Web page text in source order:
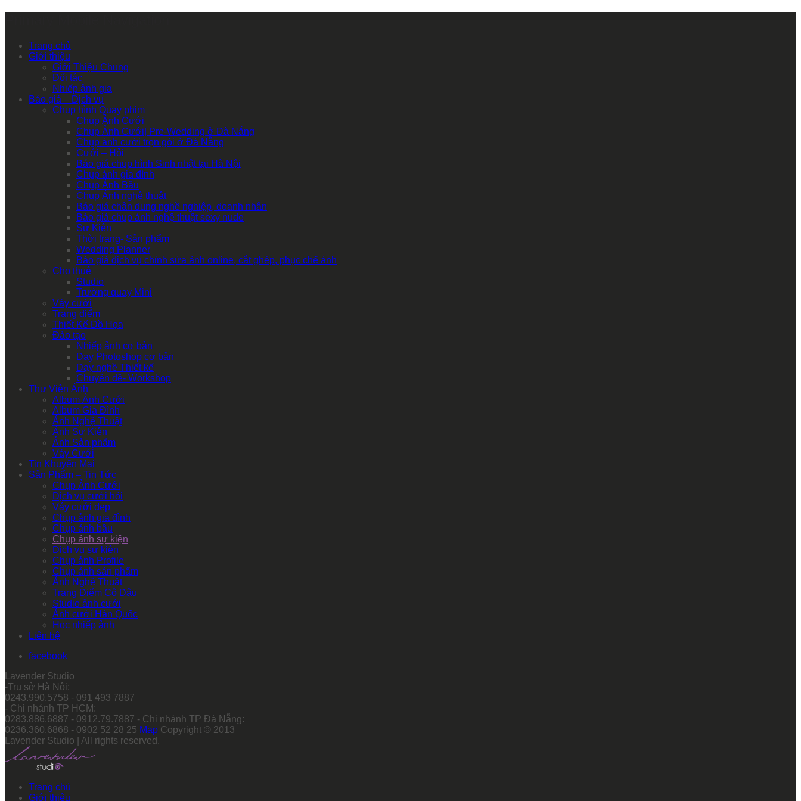
Trang chủ
Giới thiệu
Giới Thiệu Chung
Đối tác
Nhiếp ảnh gia
Báo giá – Dịch vụ
Chụp hình Quay phim
Chụp Ảnh Cưới
Chụp Ảnh Cưới| Pre-Wedding ở Đà Nẵng
Chụp ảnh cưới trọn gói ở Đà Nẵng
Cưới – Hỏi
Báo giá chụp hình Sinh nhật tại Hà Nội
Chụp ảnh gia đình
Chụp Ảnh Bầu
Chụp Ảnh nghệ thuật
Báo giá chân dung nghề nghiệp, doanh nhân
Báo giá chụp ảnh nghệ thuật sexy nude
Sự Kiện
Thời trang- Sản phẩm
Wedding Planner
Báo giá dịch vụ chỉnh sửa ảnh online, cắt ghép, phục chế ảnh
Cho thuê
Studio
Trường quay Mini
Váy cưới
Trang điểm
Thiết Kế Đồ Họa
Đào tạo
Nhiếp ảnh cơ bản
Dạy Photoshop cơ bản
Dạy nghề Thiết kế
Chuyên đề- Workshop
Thư Viện Ảnh
Album Ảnh Cưới
Album Gia Đình
Ảnh Nghệ Thuật
Ảnh Sự Kiện
Ảnh Sản phẩm
Váy Cưới
Tin Khuyến Mại
Sản Phẩm – Tin Tức
Chụp Ảnh Cưới
Dịch vụ cưới hỏi
Váy cưới đẹp
Chụp ảnh gia đình
Chụp ảnh bầu
Chụp ảnh sự kiện
Dịch vụ sự kiện
Chụp ảnh Profile
Chụp ảnh sản phẩm
Ảnh Nghệ Thuật
Trang Điểm Cô Dâu
Studio ảnh cưới
Ảnh cưới Hàn Quốc
Học nhiếp ảnh
Liên hệ
facebook
Lavender Studio
-Trụ sở Hà Nội:
0243.990.5758 - 091 493 7887
- Chi nhánh TP HCM:
0283.886.6887 - 0912.79.7887 - Chi nhánh TP Đà Nẵng:
0236.360.6868 - 0902 52 28 25 Map Copyright © 2013
Lavender Studio | All rights reserved.
Trang chủ
Giới thiệu